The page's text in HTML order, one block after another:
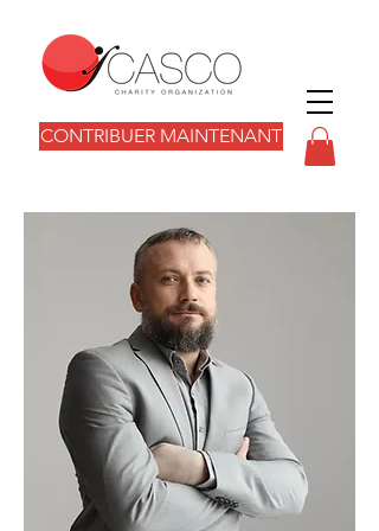
CONTRIBUER MAINTENANT